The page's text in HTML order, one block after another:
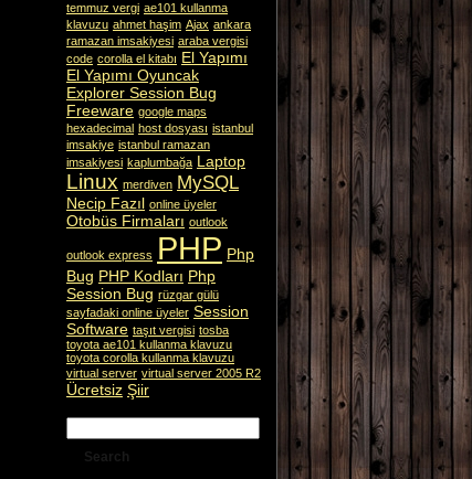
temmuz vergi ae101 kullanma
klavuzu ahmet haşim Ajax ankara
ramazan imsakiyesi araba vergisi
code corolla el kitabı El Yapımı
El Yapımı Oyuncak
Explorer Session Bug
Freeware google maps
hexadecimal host dosyası istanbul
imsakiye istanbul ramazan
imsakiyesi kaplumbağa Laptop
Linux merdiven MySQL
Necip Fazıl online üyeler
Otobüs Firmaları outlook
outlook express PHP Php
Bug PHP Kodları Php
Session Bug rüzgar gülü
sayfadaki online üyeler Session
Software taşıt vergisi tosba
toyota ae101 kullanma klavuzu
toyota corolla kullanma klavuzu
virtual server virtual server 2005 R2
Ücretsiz Şiir